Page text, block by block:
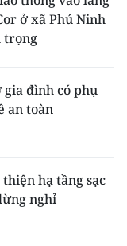
ở xã Phú Ninh
trọng
đình có phụ
an toàn
hạ tầng sạc
nghỉ